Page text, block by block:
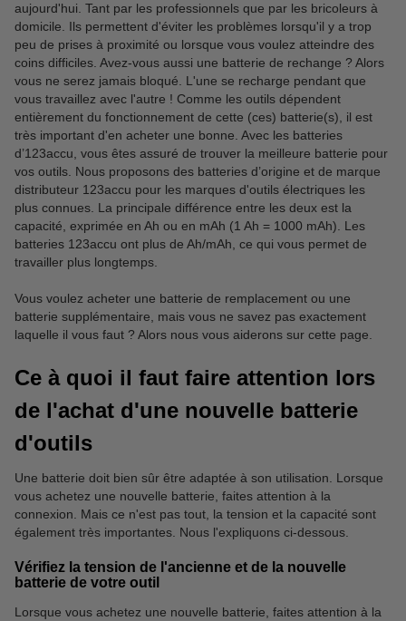
aujourd'hui. Tant par les professionnels que par les bricoleurs à
domicile. Ils permettent d'éviter les problèmes lorsqu'il y a trop
peu de prises à proximité ou lorsque vous voulez atteindre des
coins difficiles. Avez-vous aussi une batterie de rechange ? Alors
vous ne serez jamais bloqué. L'une se recharge pendant que
vous travaillez avec l'autre ! Comme les outils dépendent
entièrement du fonctionnement de cette (ces) batterie(s), il est
très important d'en acheter une bonne. Avec les batteries
d’123accu, vous êtes assuré de trouver la meilleure batterie pour
vos outils. Nous proposons des batteries d’origine et de marque
distributeur 123accu pour les marques d'outils électriques les
plus connues. La principale différence entre les deux est la
capacité, exprimée en Ah ou en mAh (1 Ah = 1000 mAh). Les
batteries 123accu ont plus de Ah/mAh, ce qui vous permet de
travailler plus longtemps.
Vous voulez acheter une batterie de remplacement ou une
batterie supplémentaire, mais vous ne savez pas exactement
laquelle il vous faut ? Alors nous vous aiderons sur cette page.
Ce à quoi il faut faire attention lors
de l'achat d'une nouvelle batterie
d'outils
Une batterie doit bien sûr être adaptée à son utilisation. Lorsque
vous achetez une nouvelle batterie, faites attention à la
connexion. Mais ce n'est pas tout, la tension et la capacité sont
également très importantes. Nous l'expliquons ci-dessous.
Vérifiez la tension de l'ancienne et de la nouvelle
batterie de votre outil
Lorsque vous achetez une nouvelle batterie, faites attention à la